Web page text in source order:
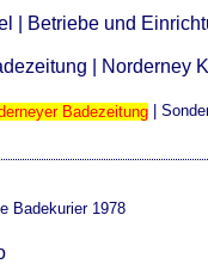
Betriebe und
Norderney
Badezeitung |
Badekurier 1978